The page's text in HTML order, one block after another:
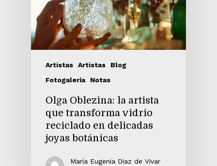
Artistas Artistas
Blog
Fotogalería
Notas
Olga Oblezina: la artista
que transforma vidrio
reciclado en delicadas
joyas botánicas
María Eugenia Diaz de Vivar